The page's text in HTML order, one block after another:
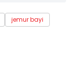
jemur bayi